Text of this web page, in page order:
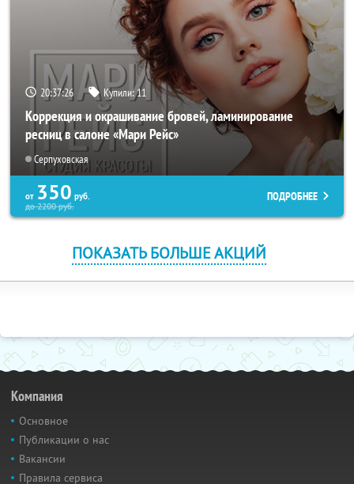
20:37:25 Купили:11
Коррекция и окрашивание бровей, ламинирование
ресниц в салоне «Мари Рейс»
Серпуховская
от 350 руб.
до2200руб.
ПОДРОБНЕЕ
ПОКАЗАТЬ БОЛЬШЕ АКЦИЙ
Компания
Основное
Публикации о нас
Вакансии
Правила сервиса